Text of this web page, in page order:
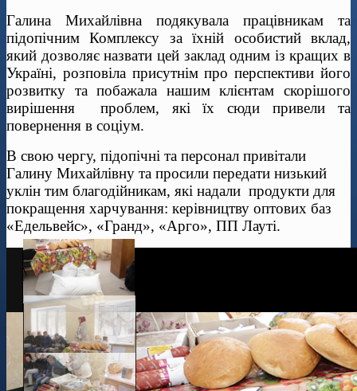
Галина Михайлівна подякувала працівникам та
підопічним Комплексу за їхній особистий вклад,
який дозволяє назвати цей заклад одним із кращих в
Україні, розповіла присутнім про перспективи його
розвитку та побажала нашим клієнтам скорішого
вирішення проблем, які їх сюди привели та
повернення в соціум.
В свою чергу, підопічні та персонал привітали
Галину Михайлівну та просили передати низький
уклін тим благодійникам, які надали продукти для
покращення харчування: керівництву оптових баз
«Едельвейс», «Гранд», «Арго», ПП Лауті.